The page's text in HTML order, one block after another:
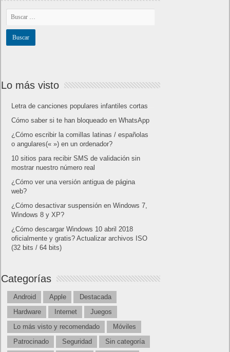
Lo más visto
Letra de canciones populares infantiles cortas
Cómo saber si te han bloqueado en WhatsApp
¿Cómo escribir la comillas latinas / españolas
o angulares(« ») en un ordenador?
10 sitios para recibir SMS de validación sin
mostrar nuestro número real
¿Cómo ver una versión antigua de página
web?
¿Cómo desactivar suspensión en Windows 7,
Windows 8 y XP?
¿Cómo descargar Windows 10 abril 2018
oficialmente y gratis? Actualizar archivos ISO
(32 bits / 64 bits)
Categorías
Android Apple
Destacada
Hardware
Internet
Juegos
Lo más visto y recomendado
Móviles
Patrocinado
Seguridad
Sin categoría